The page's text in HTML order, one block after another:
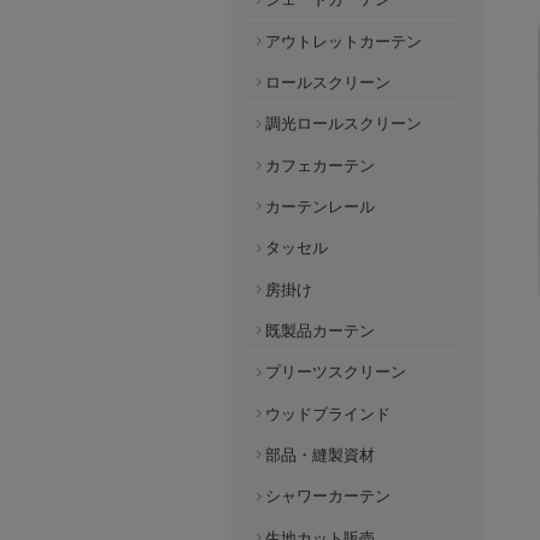
アウトレットカーテン
ロールスクリーン
調光ロールスクリーン
カフェカーテン
カーテンレール
タッセル
房掛け
既製品カーテン
プリーツスクリーン
ウッドブラインド
部品・縫製資材
シャワーカーテン